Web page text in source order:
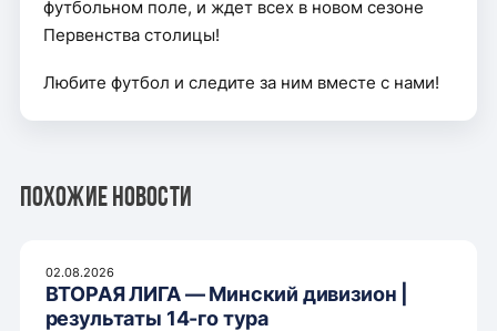
футбольном поле, и ждет всех в новом сезоне
Первенства столицы!
Любите футбол и следите за ним вместе с нами!
Похожие новости
02.08.2026
ВТОРАЯ ЛИГА — Минский дивизион |
результаты 14-го тура